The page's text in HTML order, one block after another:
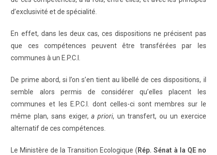
d’exclusivité et de spécialité.
En effet, dans les deux cas, ces dispositions ne précisent pas
que ces compétences peuvent être transférées par les
communes à un E.P.C.I.
De prime abord, si l’on s’en tient au libellé de ces dispositions, il
semble alors permis de considérer qu’elles placent les
communes et les E.P.C.I. dont celles-ci sont membres sur le
même plan, sans exiger,a priori, un transfert, ou un exercice
alternatif de ces compétences.
Le Ministère de la Transition Ecologique (Rép. Sénat à la QE no